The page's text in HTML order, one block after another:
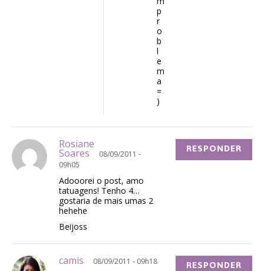
p
r
o
b
l
e
m
a
=
)
Rosiane
Soares
08/09/2011 -
09h05
Adooorei o post, amo
tatuagens! Tenho 4…
gostaria de mais umas 2
hehehe
Beijoss
RESPONDER
camis 08/09/2011 - 09h18 RESPONDER